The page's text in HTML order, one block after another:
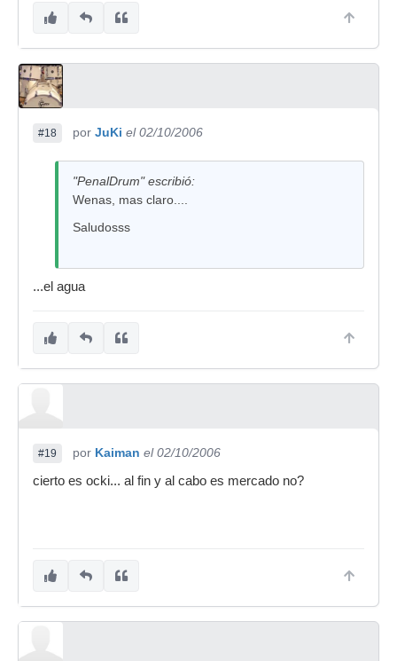
(arce=bueno), va a poder hacerse con un
madera colectivamente mas atractiva. Puede
que es 100% Maple. Les debe de salir mejor
poner 100% arce dudoso antes que comerse la
cabeza y buscar una buena combinacion de
maderas economicas que saquen buen sonido.
independientemente del sonido final.
Saludos!
#18 por JuKi el 02/10/2006
"PenalDrum" escribió:
Wenas, mas claro....
Saludosss
...el agua
#19 por Kaiman el 02/10/2006
cierto es ocki... al fin y al cabo es mercado no?